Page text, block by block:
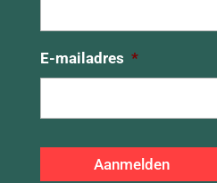
E-mailadres *